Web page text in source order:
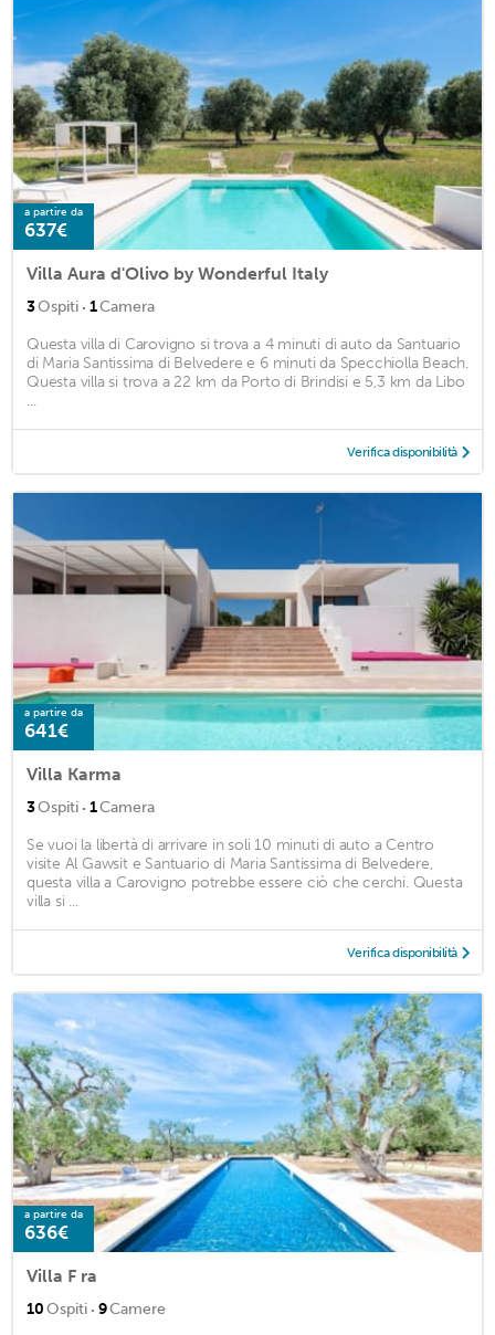
a partire da
637€
Villa Aura d'Olivo by Wonderful Italy
3Ospiti · 1Camera
Questa villa di Carovigno si trova a 4 minuti di auto da Santuario
di Maria Santissima di Belvedere e 6 minuti da Specchiolla Beach.
Questa villa si trova a 22 km da Porto di Brindisi e 5,3 km da Libo
...
Verifica disponibilità
a partire da
641€
Villa Karma
3Ospiti · 1Camera
Se vuoi la libertà di arrivare in soli 10 minuti di auto a Centro
visite Al Gawsit e Santuario di Maria Santissima di Belvedere,
questa villa a Carovigno potrebbe essere ciò che cerchi. Questa
villa si ...
Verifica disponibilità
a partire da
636€
Villa F ra
10Ospiti · 9Camere